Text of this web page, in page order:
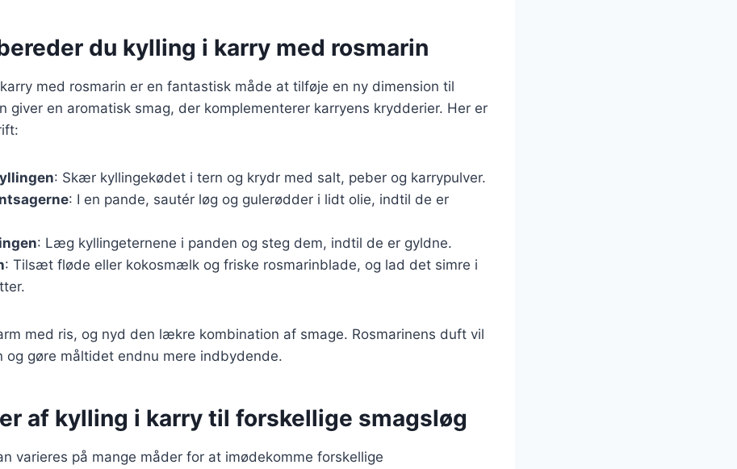
du kylling i karry med rosmarin
med rosmarin er en fantastisk måde at tilføje en ny dimension til
giver en aromatisk smag, der komplementerer karryens krydderier. Her er
: Skær kyllingekødet i tern og krydr med salt, peber og karrypulver.
: I en pande, sautér løg og gulerødder i lidt olie, indtil de er
: Læg kyllingeternene i panden og steg dem, indtil de er gyldne.
: Tilsæt fløde eller kokosmælk og friske rosmarinblade, og lad det simre i
med ris, og nyd den lækre kombination af smage. Rosmarinens duft vil
og gøre måltidet endnu mere indbydende.
af kylling i karry til forskellige smagsløg
varieres på mange måder for at imødekomme forskellige